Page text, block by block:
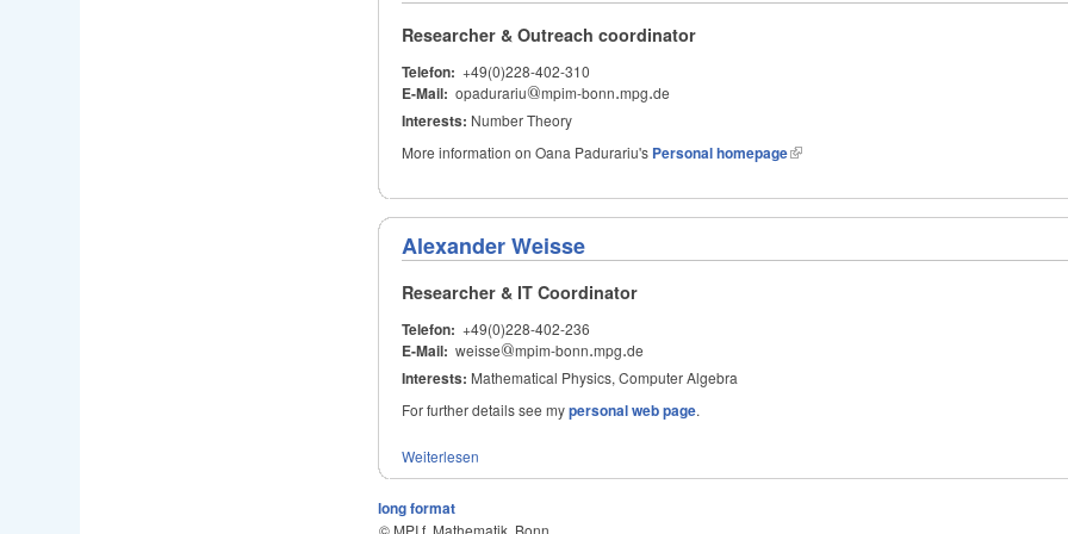
Researcher & Outreach coordinator
Telefon: +49(0)228-402-310
E-Mail: opadurariu@
@mpim-bonn..mpg..de
Interests: Number Theory
More information on Oana Padurariu's Personal homepage
Alexander Weisse
Researcher & IT Coordinator
Telefon: +49(0)228-402-236
E-Mail: weisse@
@mpim-bonn..mpg..de
Interests: Mathematical Physics, Computer Algebra
For further details see mypersonal web page.
Weiterlesen
long format
© MPI f. Mathematik, Bonn